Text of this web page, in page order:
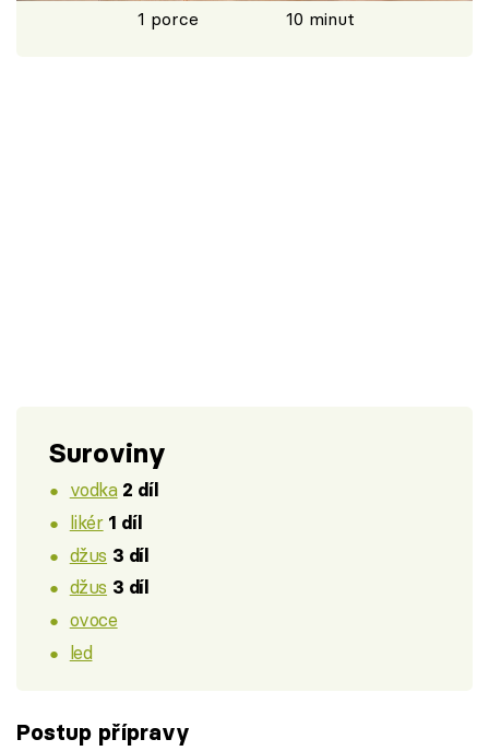
Škola vaření1 porce 10 minut
Suroviny
vodka 2 díl
likér 1 díl
džus 3 díl
džus 3 díl
ovoce
led
Postup přípravy